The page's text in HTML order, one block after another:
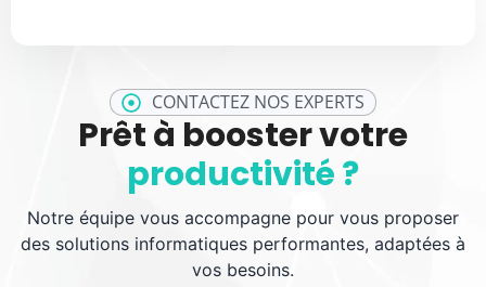
CONTACTEZ NOS EXPERTS
Prêt à booster votre
productivité ?
Notre équipe vous accompagne pour vous proposer
des solutions informatiques performantes, adaptées à
vos besoins.